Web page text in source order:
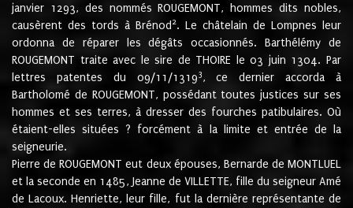
janvier 1293, des nommés ROUGEMONT, hommes dits nobles,
causèrent des tords à Brénod 2. Le châtelain de Lompnes leur
ordonna de réparer les dégâts occasionnés. Barthélémy de
ROUGEMONT traite avec le sire de THOIRE le 03 juin 1304. Par
lettres patentes du 09/11/13193, ce dernier accorda à
Bartholomé de ROUGEMONT, possédant toutes justices sur ses
hommes et ses terres, à dresser des fourches patibulaires. Où
étaient-elles situées ? forcément à la limite et entrée de la
seigneurie.
Pierre de ROUGEMONT eut deux épouses, Bernarde de MONTLUEL
et la seconde en 1485, Jeanne de VILLETTE, fille du seigneur Amé
de Lacoux. Henriette, leur fille, fut la dernière représentante de